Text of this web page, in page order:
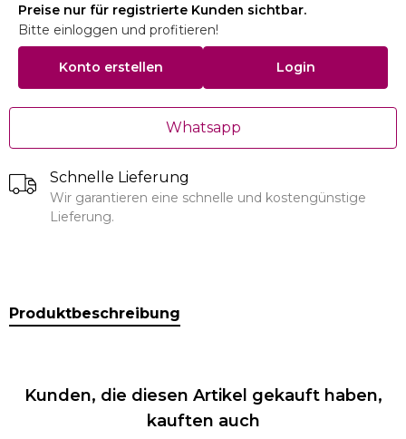
Preise nur für registrierte Kunden sichtbar.
Bitte einloggen und profitieren!
Konto erstellen Login
Whatsapp
Schnelle Lieferung
Wir garantieren eine schnelle und kostengünstige
Lieferung.
Produktbeschreibung
Kunden, die diesen Artikel gekauft haben,
kauften auch